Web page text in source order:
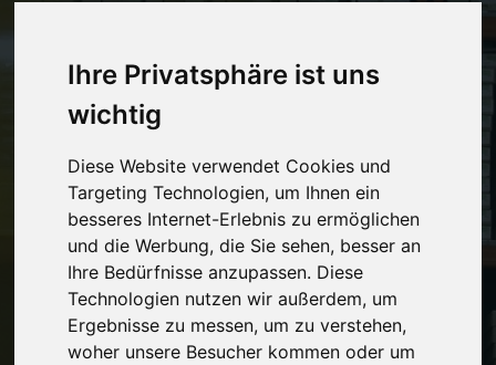
Ihre Privatsphäre ist uns
wichtig
Diese Website verwendet Cookies und
Targeting Technologien, um Ihnen ein
besseres Internet-Erlebnis zu ermöglichen
und die Werbung, die Sie sehen, besser an
Ihre Bedürfnisse anzupassen. Diese
Technologien nutzen wir außerdem, um
Ergebnisse zu messen, um zu verstehen,
woher unsere Besucher kommen oder um
Retouren-
Management?
Vereinbaren Sie einenRückruf